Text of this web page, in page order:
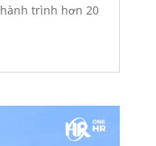
trình hơn 20